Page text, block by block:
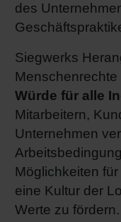
des
Siegwerks
Menschenrechte
Würde für alle
Mitarbeitern,
Unternehmen
Möglichkeiten
eine Kultur der
Werte zu fördern.